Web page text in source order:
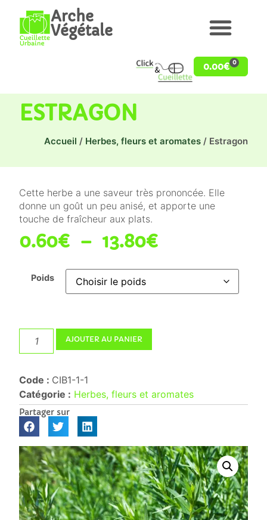
Arche
Végétale
0.00€ 0
ESTRAGON
Accueil / Herbes, fleurs et aromates / Estragon
Cette herbe a une saveur très prononcée. Elle
donne un goût un peu anisé, et apporte une
touche de fraîcheur aux plats.
0.60€ – 13.80€
Poids
AJOUTER AU PANIER
Code : CIB1-1-1
Catégorie : Herbes, fleurs et aromates
Partager sur